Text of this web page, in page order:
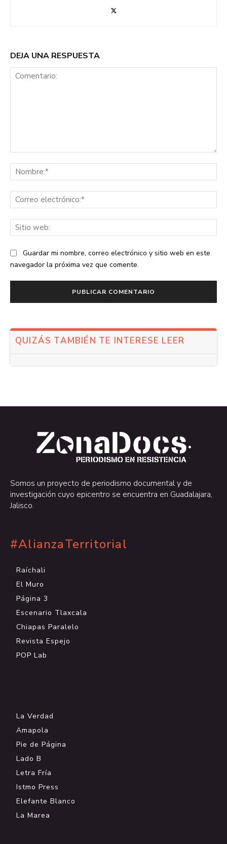
DEJA UNA RESPUESTA
Guardar mi nombre, correo electrónico y sitio web en este
navegador la próxima vez que comente.
QUIZÁS TAMBIÉN TE INTERESE LEER
.
.
Somos un proyecto de periodismo documental y de
investigación cuyo epicentro se encuentra en Guadalajara,
Jalisco.
#AlianzaTerritorial
Raíchali
El Muro
Página 3
Escenario Tlaxcala
Chiapas Paralelo
Revista Espejo
POP Lab
La Verdad
Amapola
Pie de Página
Lado B
Letra Fría
Istmo Press
Elefante Blanco
La Marea